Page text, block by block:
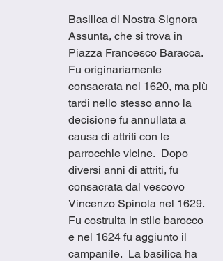
Basilica di Nostra Signora
Assunta, che si trova in
Piazza Francesco Baracca.
Fu originariamente
consacrata nel 1620, ma più
tardi nello stesso anno la
decisione fu annullata a
causa di attriti con le
parrocchie vicine.  Dopo
diversi anni di attriti, fu
consacrata dal vescovo
Vincenzo Spinola nel 1629.
Fu costruita in stile barocco
e nel 1624 fu aggiunto il
campanile.  La basilica ha